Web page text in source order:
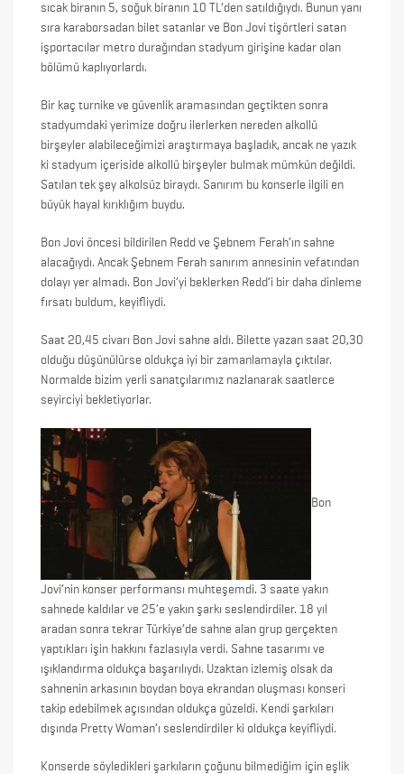
sıcak biranın 5, soğuk biranın 10 TL’den satıldığıydı. Bunun yanı
sıra karaborsadan bilet satanlar ve Bon Jovi tişörtleri satan
işportacılar metro durağından stadyum girişine kadar olan
bölümü kaplıyorlardı.
Bir kaç turnike ve güvenlik aramasından geçtikten sonra
stadyumdaki yerimize doğru ilerlerken nereden alkollü
birşeyler alabileceğimizi araştırmaya başladık, ancak ne yazık
ki stadyum içeriside alkollü birşeyler bulmak mümkün değildi.
Satılan tek şey alkolsüz biraydı. Sanırım bu konserle ilgili en
büyük hayal kırıklığım buydu.
Bon Jovi öncesi bildirilen Redd ve Şebnem Ferah’ın sahne
alacağıydı. Ancak Şebnem Ferah sanırım annesinin vefatından
dolayı yer almadı. Bon Jovi’yi beklerken Redd’i bir daha dinleme
fırsatı buldum, keyifliydi.
Saat 20,45 civarı Bon Jovi sahne aldı. Bilette yazan saat 20,30
olduğu düşünülürse oldukça iyi bir zamanlamayla çıktılar.
Normalde bizim yerli sanatçılarımız nazlanarak saatlerce
seyirciyi bekletiyorlar.
Bon
Jovi’nin konser performansı muhteşemdi. 3 saate yakın
sahnede kaldılar ve 25’e yakın şarkı seslendirdiler. 18 yıl
aradan sonra tekrar Türkiye’de sahne alan grup gerçekten
yaptıkları işin hakkını fazlasıyla verdi. Sahne tasarımı ve
ışıklandırma oldukça başarılıydı. Uzaktan izlemiş olsak da
sahnenin arkasının boydan boya ekrandan oluşması konseri
takip edebilmek açısından oldukça güzeldi. Kendi şarkıları
dışında Pretty Woman’ı seslendirdiler ki oldukça keyifliydi.
Konserde söyledikleri şarkıların çoğunu bilmediğim için eşlik